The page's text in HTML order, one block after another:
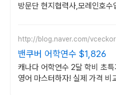
방문단 현지협력사,모레인호수
http://blog.naver.com/
밴쿠버 어학연수 $1,826
캐나다 어학연수 2달 학비 초
영어 마스터하자! 실제 가격 비